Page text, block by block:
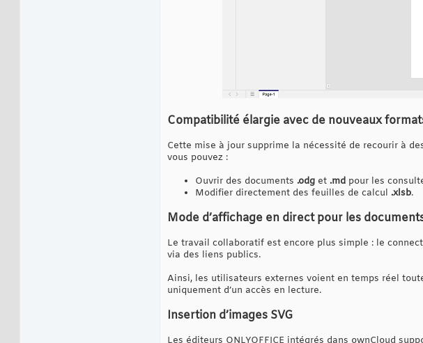
Compatibilité élargie avec de nouveaux
Cette mise à jour supprime la nécessité de recourir à
vous pouvez :
Ouvrir des documents .odg et .md pour les
Modifier directement des feuilles de calcul .xlsb.
Mode d’affichage en direct pour les
Le travail collaboratif est encore plus simple : le
via des liens publics.
Ainsi, les utilisateurs externes voient en temps réel
uniquement d’un accès en lecture.
Insertion d’images SVG